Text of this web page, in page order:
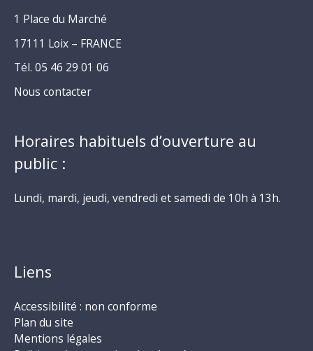
1 Place du Marché
17111 Loix – FRANCE
Tél. 05 46 29 01 06
Nous contacter
Horaires habituels d’ouverture au
public :
Lundi, mardi, jeudi, vendredi et samedi de 10h à 13h.
Liens
Accessibilité : non conforme
Plan du site
Mentions légales